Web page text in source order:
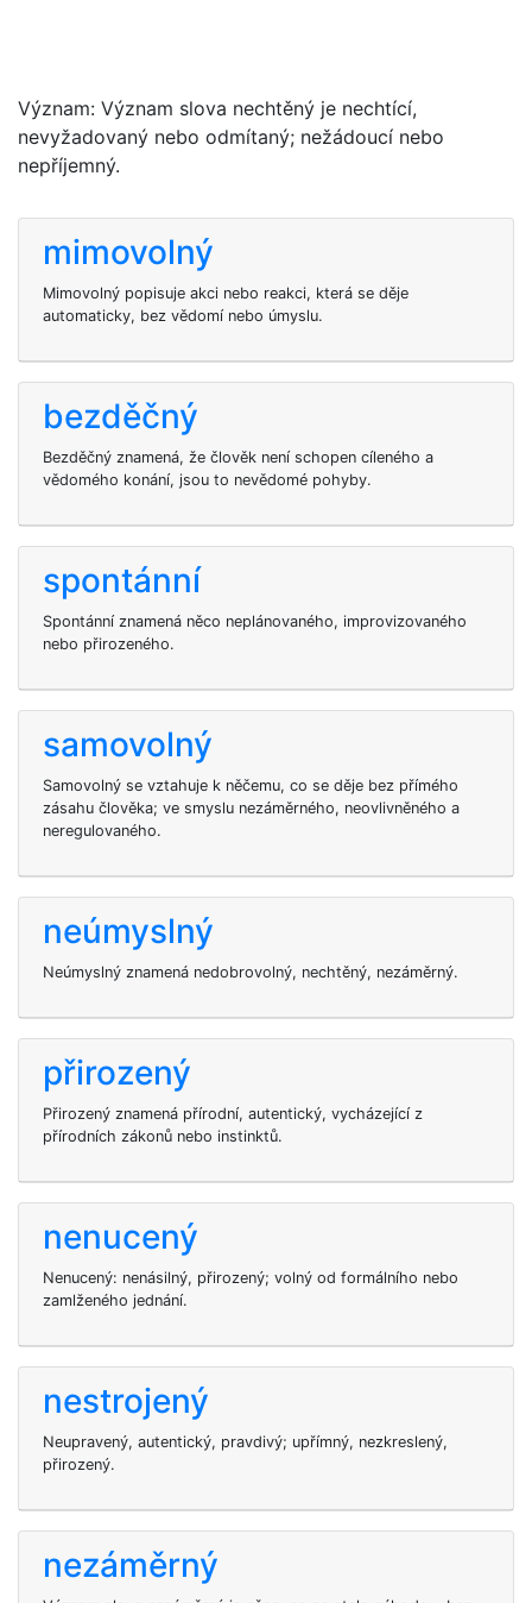
Význam: Význam slova nechtěný je nechtící,
nevyžadovaný nebo odmítaný; nežádoucí nebo
nepříjemný.
mimovolný
Mimovolný popisuje akci nebo reakci, která se děje
automaticky, bez vědomí nebo úmyslu.
bezděčný
Bezděčný znamená, že člověk není schopen cíleného a
vědomého konání, jsou to nevědomé pohyby.
spontánní
Spontánní znamená něco neplánovaného, improvizovaného
nebo přirozeného.
samovolný
Samovolný se vztahuje k něčemu, co se děje bez přímého
zásahu člověka; ve smyslu nezáměrného, neovlivněného a
neregulovaného.
neúmyslný
Neúmyslný znamená nedobrovolný, nechtěný, nezáměrný.
přirozený
Přirozený znamená přírodní, autentický, vycházející z
přírodních zákonů nebo instinktů.
nenucený
Nenucený: nenásilný, přirozený; volný od formálního nebo
zamlženého jednání.
nestrojený
Neupravený, autentický, pravdivý; upřímný, nezkreslený,
přirozený.
nezáměrný